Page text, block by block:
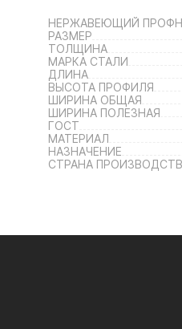
НЕРЖАВЕЮЩИЙ
РАЗМЕР
ТОЛЩИНА
МАРКА СТАЛИ
ДЛИНА
ВЫСОТА ПРОФИЛЯ
ШИРИНА ОБЩАЯ
ШИРИНА ПОЛЕЗНАЯ
ГОСТ
МАТЕРИАЛ
НАЗНАЧЕНИЕ
СТРАНА